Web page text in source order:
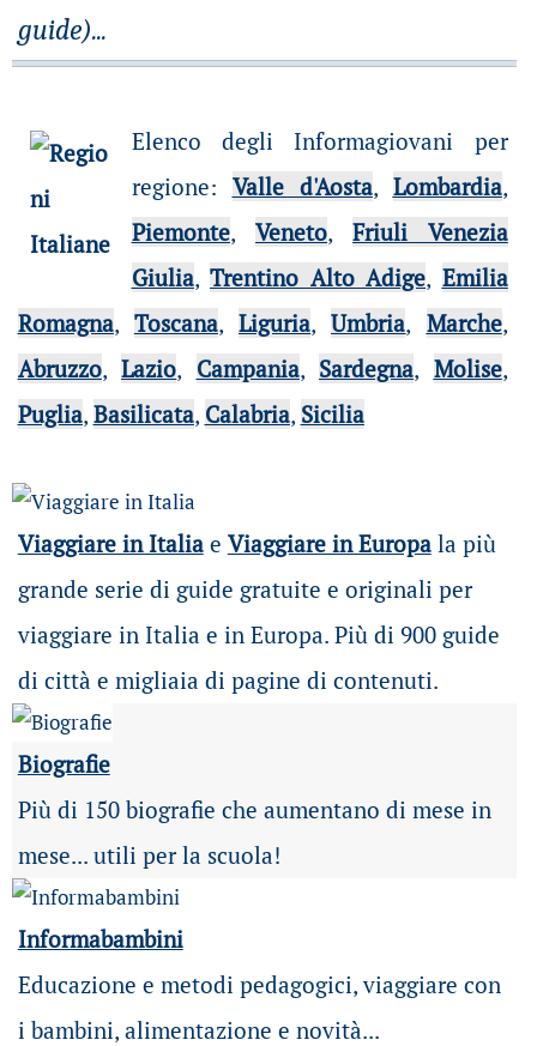
guide)...
Elenco degli Informagiovani per
regione: Valle d'Aosta, Lombardia,
Piemonte, Veneto,Friuli Venezia
Giulia,Trentino Alto Adige, Emilia
Romagna, Toscana,Liguria,Umbria, Marche,
Abruzzo,Lazio, Campania, Sardegna, Molise,
Puglia, Basilicata, Calabria, Sicilia
Viaggiare in Italiae Viaggiare in Europala più
grande serie di guide gratuite e originali per
viaggiare in Italia e in Europa. Più di 900 guide
di città e migliaia di pagine di contenuti.
Biografie
Più di 150 biografie che aumentano di mese in
mese... utili per la scuola!
Informabambini
Educazione e metodi pedagogici, viaggiare con
i bambini, alimentazione e novità...